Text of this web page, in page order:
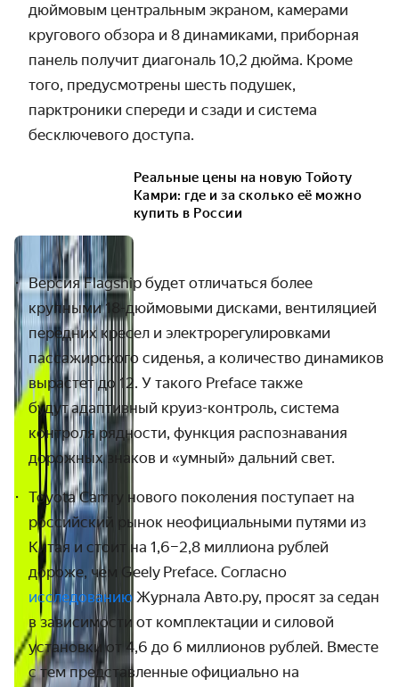
дюймовым центральным экраном, камерами
кругового обзора и 8 динамиками, приборная
панель получит диагональ 10,2 дюйма. Кроме
того, предусмотрены шесть подушек,
парктроники спереди и сзади и система
бесключевого доступа.
Реальные цены на новую Тойоту
Камри: где и за сколько её можно
купить в России
Версия Flagship будет отличаться более
крупными 18-дюймовыми дисками, вентиляцией
передних кресел и электрорегулировками
пассажирского сиденья, а количество динамиков
вырастет до 12. У такого Preface также
будутадаптивный круиз-контроль, система
контроля рядности, функция распознавания
дорожных знаков и «умный» дальний свет.
Toyota Camry нового поколения поступает на
российский рынок неофициальными путями из
Китая и стоит на 1,6–2,8 миллиона рублей
дороже, чем Geely Preface. Согласно
исследованию Журнала Авто.ру, просят за седан
в зависимости от комплектации и силовой
установки от 4,6 до 6 миллионов рублей. Вместе
с тем представленные официально на